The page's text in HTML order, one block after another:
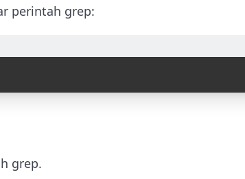
perintah grep:
grep.